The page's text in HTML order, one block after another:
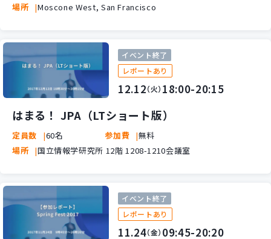
場所
Moscone West, San Francisco
イベント終了
レポートあり
12.12（火） 18:00-20:15
はまる！ JPA（LTショート版）
定員数 60名 参加費
無料
場所
国立情報学研究所 12階 1208-1210会議室
イベント終了
レポートあり
11.24（金） 09:45-20:20